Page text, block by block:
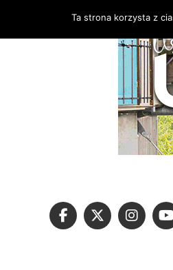
Ta strona korzysta z